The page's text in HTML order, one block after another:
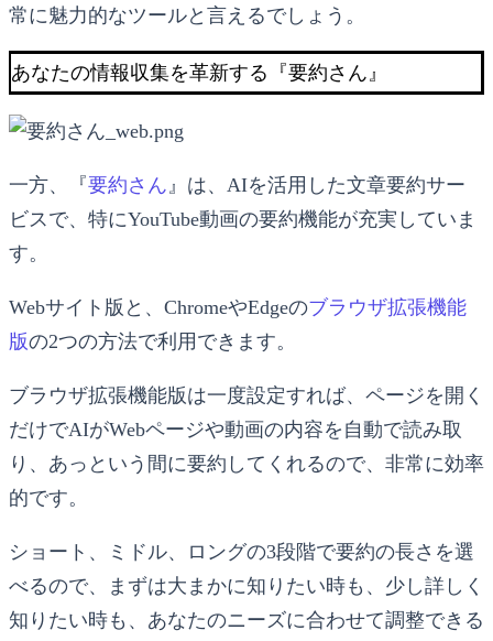
常に魅力的なツールと言えるでしょう。
あなたの情報収集を革新する『要約さん』
一方、『要約さん 』は、AIを活用した文章要約サー
ビスで、特にYouTube動画の要約機能が充実していま
す。
Webサイト版と、ChromeやEdgeのブラウザ拡張機能
版の2つの方法で利用できます。
ブラウザ拡張機能版は一度設定すれば、ページを開く
だけでAIがWebページや動画の内容を自動で読み取
り、あっという間に要約してくれるので、非常に効率
的です。
ショート、ミドル、ロングの3段階で要約の長さを選
べるので、まずは大まかに知りたい時も、少し詳しく
知りたい時も、あなたのニーズに合わせて調整できる